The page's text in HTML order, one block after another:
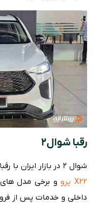
رقبا شوال۲
شوال 2 در بازار ایران با رقبایی مانند
X22 پرو
و برخی مدل های
داخلی و خدمات پس از